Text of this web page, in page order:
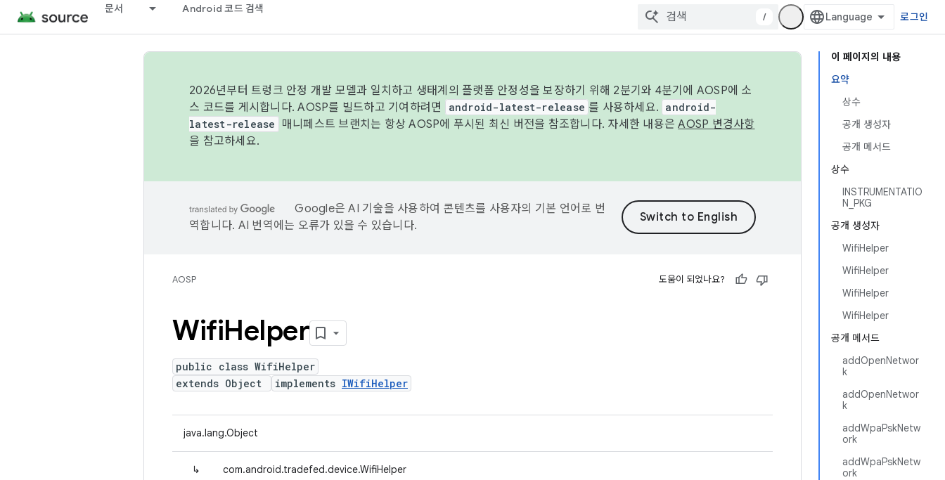
문서 Android 코드 검색
/ 로그인
이 페이지의 내용
요약
상수
공개 생성자
공개 메서드
상수
INSTRUMENTATIO
N_PKG
공개 생성자
WifiHelper
WifiHelper
WifiHelper
WifiHelper
공개 메서드
addOpenNetwor
k
addOpenNetwor
k
addWpaPskNetw
ork
addWpaPskNetw
ork
2026년부터 트렁크 안정 개발 모델과 일치하고 생태계의 플랫폼 안정성을 보장하기 위해 2분기와 4분기에 AOSP에 소
스 코드를 게시합니다. AOSP를 빌드하고 기여하려면
android-latest-release 를 사용하세요. android-
latest-release
매니페스트 브랜치는 항상 AOSP에 푸시된 최신 버전을 참조합니다. 자세한 내용은AOSP 변경사항
을 참고하세요.
Google은 AI 기술을 사용하여 콘텐츠를 사용자의 기본 언어로 번
역합니다. AI 번역에는 오류가 있을 수 있습니다.
AOSP 도움이 되었나요?
WifiHelper
public class WifiHelper
extends Object
implements IWifiHelper
java.lang.Object
↳ com.android.tradefed.device.WifiHelper